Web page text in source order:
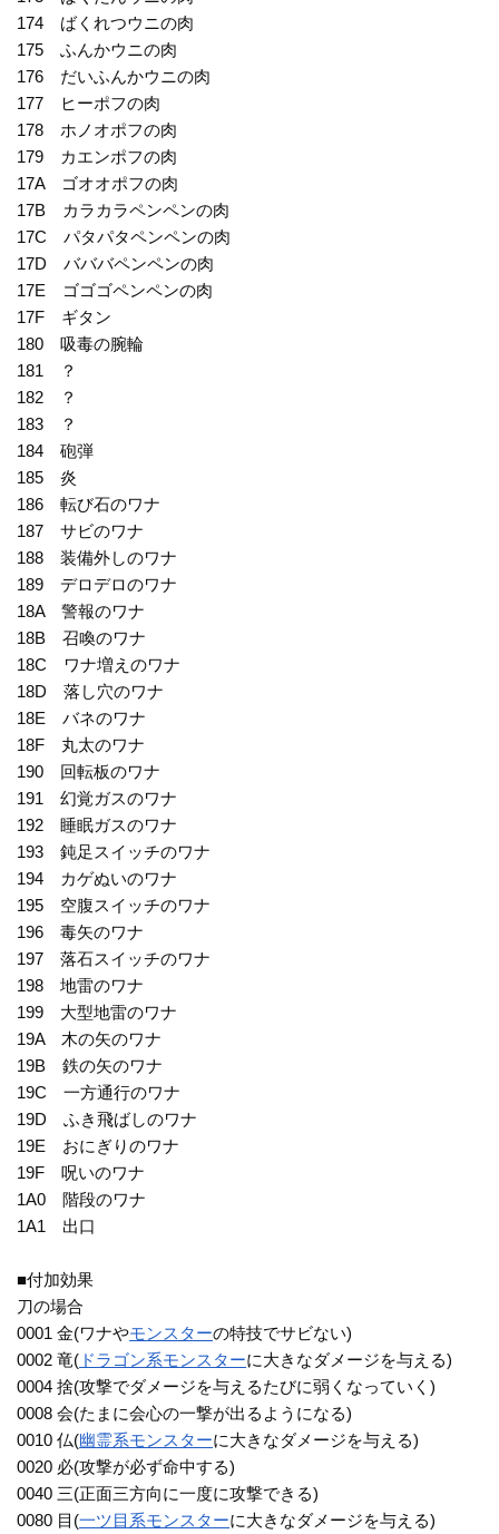
174 ばくれつウニの肉
175 ふんかウニの肉
176 だいふんかウニの肉
177 ヒーポフの肉
178 ホノオポフの肉
179 カエンポフの肉
17A ゴオオポフの肉
17B カラカラペンペンの肉
17C パタパタペンペンの肉
17D バババペンペンの肉
17E ゴゴゴペンペンの肉
17F ギタン
180 吸毒の腕輪
181 ？
182 ？
183 ？
184 砲弾
185 炎
186 転び石のワナ
187 サビのワナ
188 装備外しのワナ
189 デロデロのワナ
18A 警報のワナ
18B 召喚のワナ
18C ワナ増えのワナ
18D 落し穴のワナ
18E バネのワナ
18F 丸太のワナ
190 回転板のワナ
191 幻覚ガスのワナ
192 睡眠ガスのワナ
193 鈍足スイッチのワナ
194 カゲぬいのワナ
195 空腹スイッチのワナ
196 毒矢のワナ
197 落石スイッチのワナ
198 地雷のワナ
199 大型地雷のワナ
19A 木の矢のワナ
19B 鉄の矢のワナ
19C 一方通行のワナ
19D ふき飛ばしのワナ
19E おにぎりのワナ
19F 呪いのワナ
1A0 階段のワナ
1A1 出口
■付加効果
刀の場合
0001 金(ワナやモンスターの特技でサビない)
0002 竜( ドラゴン系モンスターに大きなダメージを与える)
0004 捨(攻撃でダメージを与えるたびに弱くなっていく)
0008 会(たまに会心の一撃が出るようになる)
0010 仏(幽霊系モンスターに大きなダメージを与える)
0020 必(攻撃が必ず命中する)
0040 三(正面三方向に一度に攻撃できる)
0080 目(一ツ目系モンスターに大きなダメージを与える)